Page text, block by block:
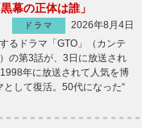
幕の正体は誰」
ドラマ
2026年8月4日
るドラマ「GTO」（カンテ
の第3話が、3日に放送され
年に放送されて人気を博
して復活。50代になった“